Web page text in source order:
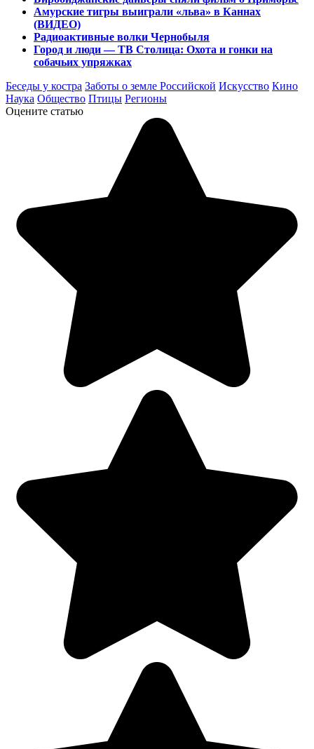
Амурские тигры выиграли «льва» в Каннах
(ВИДЕО)
Радиоактивные волки Чернобыля
Город и люди — ТВ Столица: Охота и гонки на
собачьих упряжках
Беседы у костра Заботы о земле Российской Искусство Кино
Наука Общество Птицы Регионы
Оцените статью